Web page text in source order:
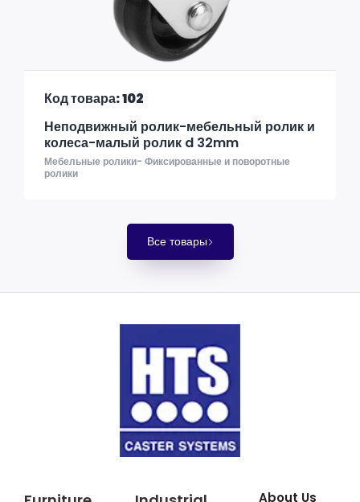
Код товара: 102
Неподвижный ролик-мебельный ролик и
колеса-малый ролик d 32mm
Мебельные ролики- Фиксированные и поворотные
ролики
Все товары
About Us